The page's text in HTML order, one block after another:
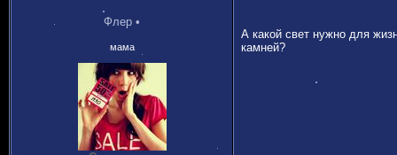
Флер •
мама
А какой свет нужно для
камней?